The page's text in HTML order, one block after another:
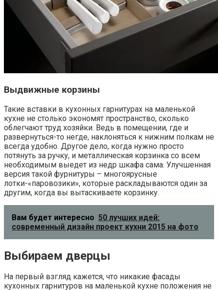
Выдвижные корзины
Такие вставки в кухонных гарнитурах на маленькой
кухне не столько экономят пространство, сколько
облегчают труд хозяйки. Ведь в помещении, где и
развернуться-то негде, наклоняться к нижним полкам не
всегда удобно. Другое дело, когда нужно просто
потянуть за ручку, и металлическая корзинка со всем
необходимым выедет из недр шкафа сама. Улучшенная
версия такой фурнитуры – многоярусные
лотки-«паровозики», которые раскладываются один за
другим, когда вы вытаскиваете корзинку.
Вам будет интересно 50 лучших идей:
современный дизайн проект кухни 2015 на фото
Выбираем дверцы
На первый взгляд кажется, что никакие фасады
кухонных гарнитуров на маленькой кухне положения не